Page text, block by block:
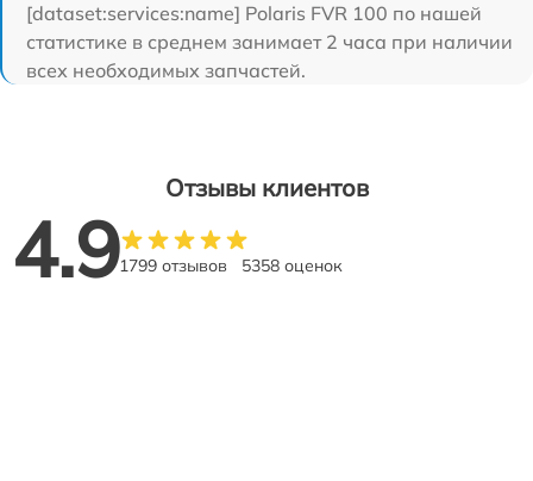
[dataset:services:name] Polaris FVR 100 по нашей
статистике в среднем занимает 2 часа при наличии
всех необходимых запчастей.
Отзывы клиентов
4.91799 отзывов 5358 оценок